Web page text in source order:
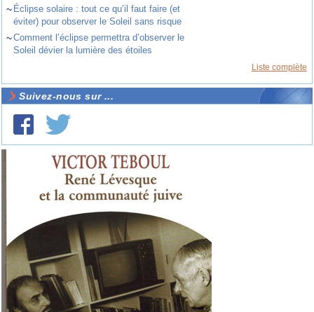
~ Éclipse solaire : tout ce qu’il faut faire (et
éviter) pour observer le Soleil sans risque
~Comment l’éclipse permettra d’observer le
Soleil dévier la lumière des étoiles
Liste complète
Suivez-nous sur ...